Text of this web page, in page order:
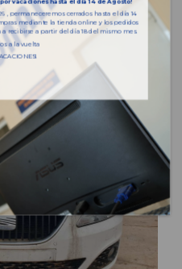
, permaneceremos cerrados hasta el día 14
mediante la tienda online y los pedidos
recibirse a partir del día 18 del mismo mes.
a la vuelta